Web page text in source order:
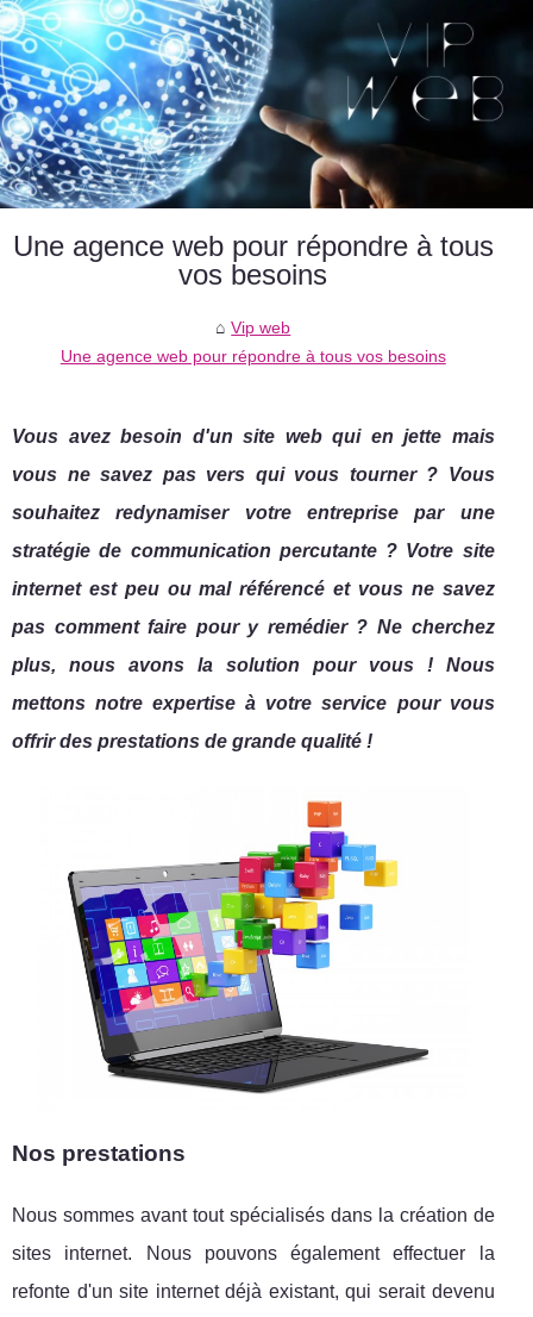
Une agence web pour répondre à tous
vos besoins
Vip web
Une agence web pour répondre à tous vos besoins
Vous avez besoin d'un site web qui en jette mais
vous ne savez pas vers qui vous tourner ? Vous
souhaitez redynamiser votre entreprise par une
stratégie de communication percutante ? Votre site
internet est peu ou mal référencé et vous ne savez
pas comment faire pour y remédier ? Ne cherchez
plus, nous avons la solution pour vous ! Nous
mettons notre expertise à votre service pour vous
offrir des prestations de grande qualité !
Nos prestations
Nous sommes avant tout spécialisés dans la création de
sites internet. Nous pouvons également effectuer la
refonte d'un site internet déjà existant, qui serait devenu